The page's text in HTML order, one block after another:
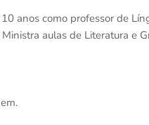
anos como professor de
aulas de Literatura e